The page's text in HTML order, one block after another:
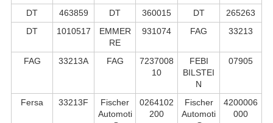
DT 463859 DT 360015 DT
265263
DT
1010517
EMMER
RE
931074 FAG 33213
FAG 33213A FAG
7237008
10
FEBI
BILSTEI
N
07905
Fersa 33213F
Fischer
Automoti
0264102
200
Fischer
Automoti
4200006
000